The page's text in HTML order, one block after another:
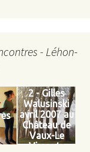
- Léhon-
2 - Gilles
Walusinski
avril 2007 au
Château de
Vaux-Le
Vicomte